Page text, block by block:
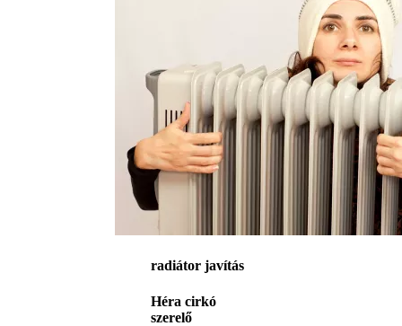
radiátor javítás
Héra cirkó
szerelő